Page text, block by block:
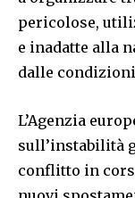
pericolose,
e inadatte alla
dalle
L’Agenzia
sull’instabilità
conflitto in